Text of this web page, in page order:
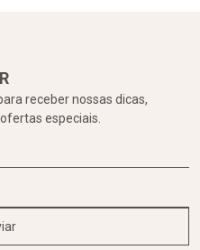
receber nossas dicas,
especiais.